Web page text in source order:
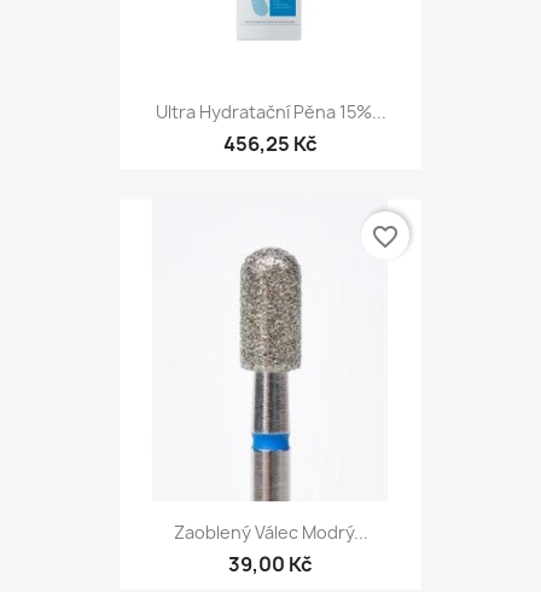
Ultra Hydratační Pěna 15%...
456,25 Kč
Zaoblený Válec Modrý...
39,00 Kč
favorite_border